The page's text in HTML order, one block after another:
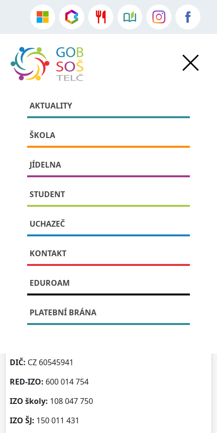
AKTUALITY
ŠKOLA
JÍDELNA
STUDENT
UCHAZEČ
KONTAKT
EDUROAM
PLATEBNÍ BRÁNA
» Kontaktní údaje
Kontaktní údaje
Publikováno: 9. července, 2023
Gymnázium Otokara Březiny a
Střední odborná škola Telč
Adresa:Hradecká 235, 588 56 Telč
DIČ: CZ 60545941
RED-IZO: 600 014 754
IZO školy: 108 047 750
IZO ŠJ: 150 011 431